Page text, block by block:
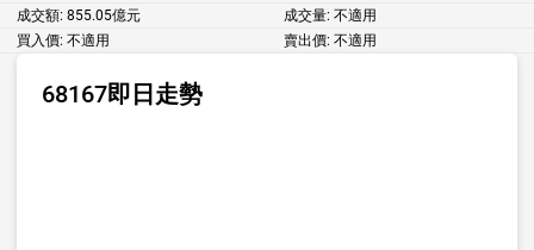
成交額: 855.05億元 成交量: 不適用
買入價: 不適用 賣出價: 不適用
68167即日走勢